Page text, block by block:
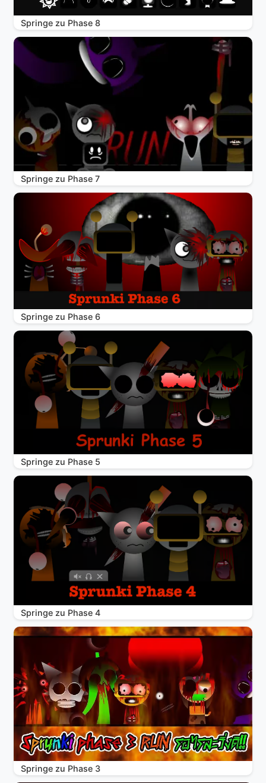
Springe zu Phase 8
Springe zu Phase 7
Springe zu Phase 6
Springe zu Phase 5
Springe zu Phase 4
Springe zu Phase 3